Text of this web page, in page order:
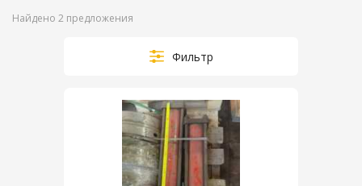
Найдено 2 предложения
Фильтр